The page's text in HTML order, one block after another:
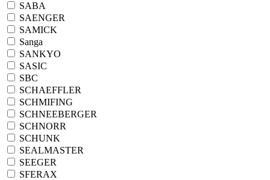
SABA
SAENGER
SAMICK
Sanga
SANKYO
SASIC
SBC
SCHAEFFLER
SCHMIFING
SCHNEEBERGER
SCHNORR
SCHUNK
SEALMASTER
SEEGER
SFERAX